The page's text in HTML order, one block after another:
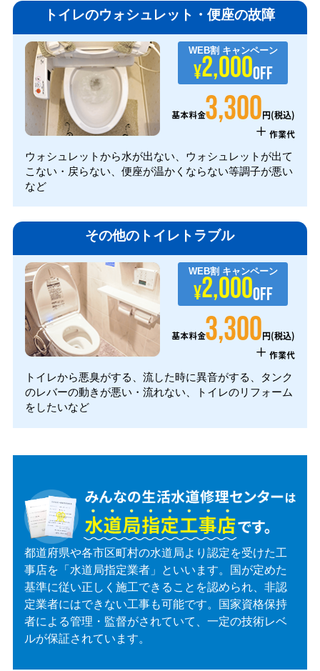
トイレのウォシュレット・便座の故障
WEB割 キャンペーン
¥2,000OFF
基本料金3,300円(税込)
+ 作業代
ウォシュレットから水が出ない、ウォシュレットが出て
こない・戻らない、便座が温かくならない等調子が悪い
など
その他のトイレトラブル
WEB割 キャンペーン
¥2,000OFF
基本料金3,300円(税込)
+ 作業代
トイレから悪臭がする、流した時に異音がする、タンク
のレバーの動きが悪い・流れない、トイレのリフォーム
をしたいなど
都道府県や各市区町村の水道局より認定を受けた工
事店を「水道局指定業者」といいます。国が定めた
基準に従い正しく施工できることを認められ、非認
定業者にはできない工事も可能です。国家資格保持
者による管理・監督がされていて、一定の技術レベ
ルが保証されています。